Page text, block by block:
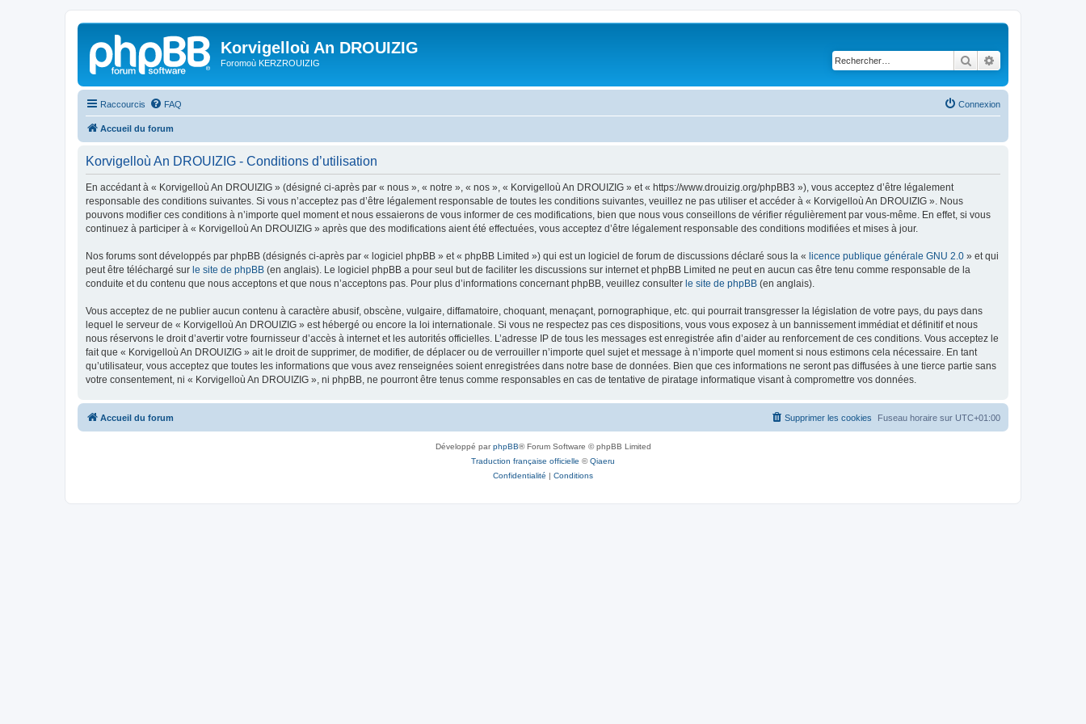
Korvigelloù An DROUIZIG
Foromoù KERZROUIZIG Rechercher
Raccourcis FAQ Connexion
Accueil du forum
Korvigelloù An DROUIZIG - Conditions d’utilisation
En accédant à « Korvigelloù An DROUIZIG » (désigné ci-après par « nous », « notre », « nos », « Korvigelloù An DROUIZIG » et « https://www.drouizig.org/phpBB3 »), vous acceptez d’être légalement
responsable des conditions suivantes. Si vous n’acceptez pas d’être légalement responsable de toutes les conditions suivantes, veuillez ne pas utiliser et accéder à « Korvigelloù An DROUIZIG ». Nous
pouvons modifier ces conditions à n’importe quel moment et nous essaierons de vous informer de ces modifications, bien que nous vous conseillons de vérifier régulièrement par vous-même. En effet, si vous
continuez à participer à « Korvigelloù An DROUIZIG » après que des modifications aient été effectuées, vous acceptez d’être légalement responsable des conditions modifiées et mises à jour.
Nos forums sont développés par phpBB (désignés ci-après par « logiciel phpBB » et « phpBB Limited ») qui est un logiciel de forum de discussions déclaré sous la « licence publique générale GNU 2.0 » et qui
peut être téléchargé sur le site de phpBB (en anglais). Le logiciel phpBB a pour seul but de faciliter les discussions sur internet et phpBB Limited ne peut en aucun cas être tenu comme responsable de la
conduite et du contenu que nous acceptons et que nous n’acceptons pas. Pour plus d’informations concernant phpBB, veuillez consulter le site de phpBB (en anglais).
Vous acceptez de ne publier aucun contenu à caractère abusif, obscène, vulgaire, diffamatoire, choquant, menaçant, pornographique, etc. qui pourrait transgresser la législation de votre pays, du pays dans
lequel le serveur de « Korvigelloù An DROUIZIG » est hébergé ou encore la loi internationale. Si vous ne respectez pas ces dispositions, vous vous exposez à un bannissement immédiat et définitif et nous
nous réservons le droit d’avertir votre fournisseur d’accès à internet et les autorités officielles. L’adresse IP de tous les messages est enregistrée afin d’aider au renforcement de ces conditions. Vous acceptez le
fait que « Korvigelloù An DROUIZIG » ait le droit de supprimer, de modifier, de déplacer ou de verrouiller n’importe quel sujet et message à n’importe quel moment si nous estimons cela nécessaire. En tant
qu’utilisateur, vous acceptez que toutes les informations que vous avez renseignées soient enregistrées dans notre base de données. Bien que ces informations ne seront pas diffusées à une tierce partie sans
votre consentement, ni « Korvigelloù An DROUIZIG », ni phpBB, ne pourront être tenus comme responsables en cas de tentative de piratage informatique visant à compromettre vos données.
Accueil du forum Fuseau horaire sur UTC+01:00
Supprimer les cookies
Développé parphpBB® Forum Software © phpBB Limited
Traduction française officielle ©Qiaeru
Confidentialité | Conditions